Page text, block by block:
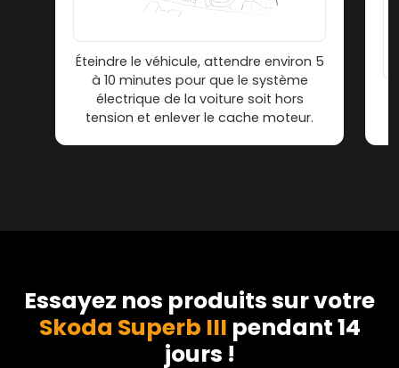
Éteindre le véhicule, attendre environ 5
à 10 minutes pour que le système
électrique de la voiture soit hors
tension et enlever le cache moteur.
Essayez nos produits sur votre
Skoda Superb III pendant 14
jours !